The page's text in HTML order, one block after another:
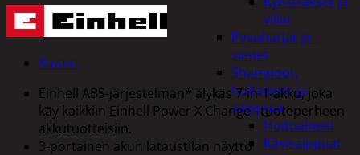
viilat
Pesuharjat ja -
sienet
Shampoot,
hoitaineet ja
saippuat
Hoitoaineet
Käsisaippuat
Kuvaus
Einhell ABS-järjestelmän* älykäs 7-in-1-akku, joka
käy kaikkiin Einhell Power X Change –tuoteperheen
akkutuotteisiin.
3-portainen akun lataustilan näyttö